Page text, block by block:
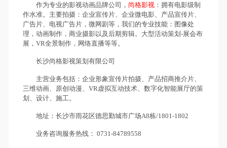
作为专业的影视动画品牌公司， 尚格影视：拥有电影级制
作水准。主要拍摄：企业宣传片、企业微电影、产品宣传片、
广告片、电视广告片，微网剧等，我们的专业技能：图像处
理，动画制作，商业摄影以及后期剪辑。大型活动策划-展会布
展，VR全景制作，网络直播等等。
长沙尚格影视策划有限公司
主营业务包括：企业形象宣传片拍摄、产品招商推介片、
三维动画、原创动漫、VR虚拟互动技术、数字化智能展厅的策
划、设计、施工。
地址：长沙市雨花区德思勤城市广场A8栋/1801-1802
业务咨询服务热线： 0731-84789558